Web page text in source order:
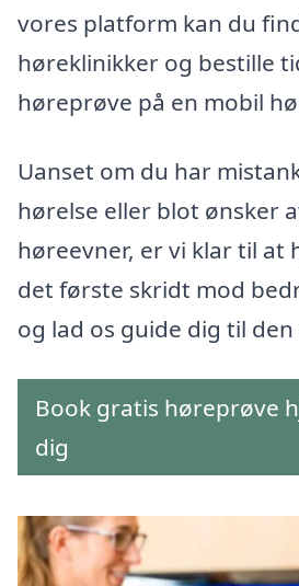
vores platform kan du
høreklinikker og bestille
høreprøve på en mobil
Uanset om du har
hørelse eller blot ønsker
høreevner, er vi klar til at
det første skridt mod
og lad os guide dig til
Book gratis høreprøve
dig